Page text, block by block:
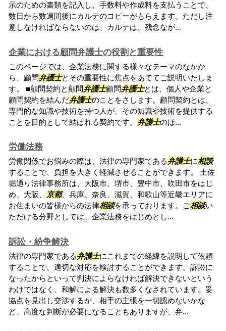
示のための書類を記入し、手数料や作成料を支払うことで、
数日から数週間後にカルテのコピーがもらえます。ただし注
意しなければならないのは、カルテは、残念なが...
企業における顧問弁護士の役割と重要性
このページでは、企業法務に関する様々なテーマのなかか
ら、顧問弁護士とその重要性に焦点をあててご説明いたしま
す。 ■顧問契約と顧問弁護士顧問弁護士とは、個人や企業と
顧問契約を結んだ弁護士のことをさします。顧問契約とは、
専門的な知識や技術を持つ人が、その知識や技術を提供する
ことを目的として結ばれる契約です。 弁護士のほ...
労働法務
労働関係でお悩みの際は、法律の専門家である弁護士に相談
することで、負担を大きく軽減させることができます。 土佐
堀通り法律事務所は、大阪市、堺市、豊中市、吹田市をはじ
め、大阪、
京都、兵庫、奈良、滋賀、和歌山等近畿エリアに
お住まいの皆様からの法律相談を承っております。ご相談い
ただける分野としては、企業法務をはじめとし...
訴訟・紛争解決
法律の専門家である弁護士にこれまでの経緯を説明して依頼
することで、適切な対応を検討することができます。訴訟に
なったからといって判決によらなければ解決できないという
わけではなく、和解による解決も数多くなされています。妥
協点を見出し交渉するか、相手の主張を一切認めないかな
ど、高度な判断が必要になることもありますが、弁...